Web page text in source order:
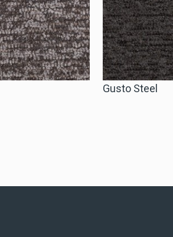
Gusto Steel